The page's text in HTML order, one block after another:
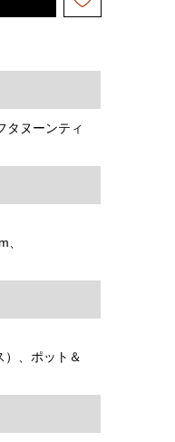
タヌーンティ
、ポット＆